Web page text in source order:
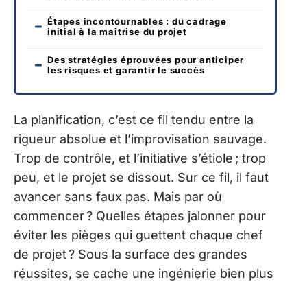
Étapes incontournables : du cadrage
initial à la maîtrise du projet
Des stratégies éprouvées pour anticiper
les risques et garantir le succès
La planification, c’est ce fil tendu entre la
rigueur absolue et l’improvisation sauvage.
Trop de contrôle, et l’initiative s’étiole ; trop
peu, et le projet se dissout. Sur ce fil, il faut
avancer sans faux pas. Mais par où
commencer ? Quelles étapes jalonner pour
éviter les pièges qui guettent chaque chef
de projet ? Sous la surface des grandes
réussites, se cache une ingénierie bien plus